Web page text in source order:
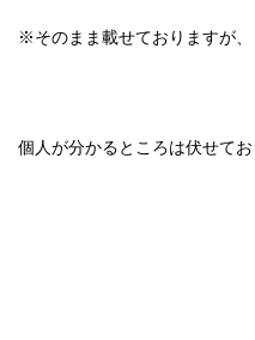
※そのまま載せておりますが、
個人が分かるところは伏せてお